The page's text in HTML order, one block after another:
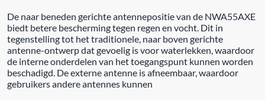
De naar beneden gerichte antennepositie van de NWA55AXE
biedt betere bescherming tegen regen en vocht. Dit in
tegenstelling tot het traditionele, naar boven gerichte
antenne-ontwerp dat gevoelig is voor waterlekken, waardoor
de interne onderdelen van het toegangspunt kunnen worden
beschadigd. De externe antenne is afneembaar, waardoor
gebruikers andere antennes kunnen